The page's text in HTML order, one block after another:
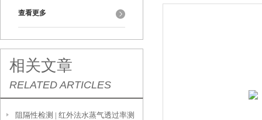
查看更多
相关文章
RELATED ARTICLES
阻隔性检测 | 红外法水蒸气透过率测